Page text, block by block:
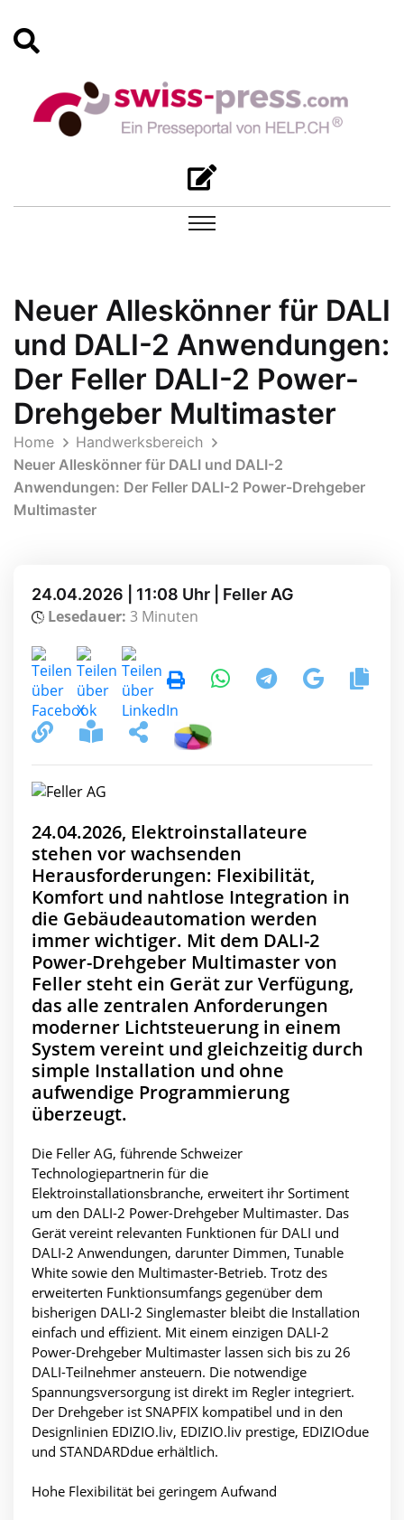
Neuer Alleskönner für DALI
und DALI-2 Anwendungen:
Der Feller DALI-2 Power-
Drehgeber Multimaster
Home
Handwerksbereich
Neuer Alleskönner für DALI und DALI-2
Anwendungen: Der Feller DALI-2 Power-Drehgeber
Multimaster
24.04.2026 | 11:08 Uhr | Feller AG
Lesedauer: 3 Minuten
24.04.2026, Elektroinstallateure
stehen vor wachsenden
Herausforderungen: Flexibilität,
Komfort und nahtlose Integration in
die Gebäudeautomation werden
immer wichtiger. Mit dem DALI-2
Power-Drehgeber Multimaster von
Feller steht ein Gerät zur Verfügung,
das alle zentralen Anforderungen
moderner Lichtsteuerung in einem
System vereint und gleichzeitig durch
simple Installation und ohne
aufwendige Programmierung
überzeugt.
Die Feller AG, führende Schweizer
Technologiepartnerin für die
Elektroinstallationsbranche, erweitert ihr Sortiment
um den DALI-2 Power-Drehgeber Multimaster. Das
Gerät vereint relevanten Funktionen für DALI und
DALI-2 Anwendungen, darunter Dimmen, Tunable
White sowie den Multimaster-Betrieb. Trotz des
erweiterten Funktionsumfangs gegenüber dem
bisherigen DALI-2 Singlemaster bleibt die Installation
einfach und effizient. Mit einem einzigen DALI-2
Power-Drehgeber Multimaster lassen sich bis zu 26
DALI-Teilnehmer ansteuern. Die notwendige
Spannungsversorgung ist direkt im Regler integriert.
Der Drehgeber ist SNAPFIX kompatibel und in den
Designlinien EDIZIO.liv, EDIZIO.liv prestige, EDIZIOdue
und STANDARDdue erhältlich.
Hohe Flexibilität bei geringem Aufwand